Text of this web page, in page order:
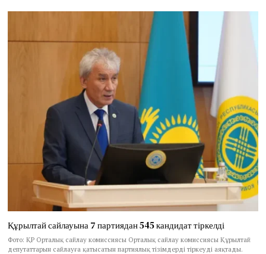
Құрылтай сайлауына 7 партиядан 545 кандидат тіркелді
Фото: ҚР Орталық сайлау комиссиясы Орталық сайлау комиссиясы Құрылтай
депутаттарын сайлауға қатысатын партиялық тізімдерді тіркеуді аяқтады.